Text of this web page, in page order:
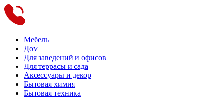
Мебель
Дом
Для заведений и офисов
Для террасы и сада
Аксессуары и декор
Бытовая химия
Бытовая техника